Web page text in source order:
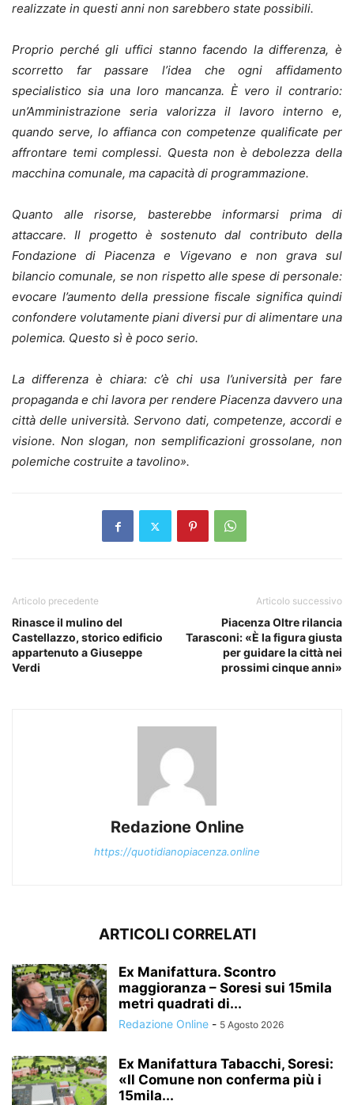
realizzate in questi anni non sarebbero state possibili.
Proprio perché gli uffici stanno facendo la differenza, è
scorretto far passare l’idea che ogni affidamento
specialistico sia una loro mancanza. È vero il contrario:
un’Amministrazione seria valorizza il lavoro interno e,
quando serve, lo affianca con competenze qualificate per
affrontare temi complessi. Questa non è debolezza della
macchina comunale, ma capacità di programmazione.
Quanto alle risorse, basterebbe informarsi prima di
attaccare. Il progetto è sostenuto dal contributo della
Fondazione di Piacenza e Vigevano e non grava sul
bilancio comunale, se non rispetto alle spese di personale:
evocare l’aumento della pressione fiscale significa quindi
confondere volutamente piani diversi pur di alimentare una
polemica. Questo sì è poco serio.
La differenza è chiara: c’è chi usa l’università per fare
propaganda e chi lavora per rendere Piacenza davvero una
città delle università. Servono dati, competenze, accordi e
visione. Non slogan, non semplificazioni grossolane, non
polemiche costruite a tavolino».
Articolo precedente
Rinasce il mulino del
Castellazzo, storico edificio
appartenuto a Giuseppe
Verdi
Articolo successivo
Piacenza Oltre rilancia
Tarasconi: «È la figura giusta
per guidare la città nei
prossimi cinque anni»
Redazione Online
https://quotidianopiacenza.online
ARTICOLI CORRELATI
Ex Manifattura. Scontro
maggioranza – Soresi sui 15mila
metri quadrati di...
Redazione Online - 5 Agosto 2026
Ex Manifattura Tabacchi, Soresi:
«Il Comune non conferma più i
15mila...